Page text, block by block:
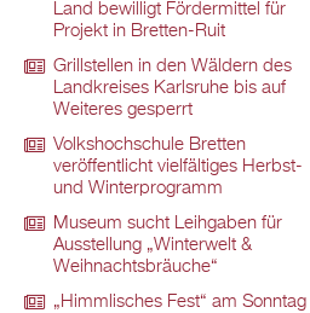
Land bewilligt Fördermittel für
Projekt in Bretten-Ruit
Grillstellen in den Wäldern des
Landkreises Karlsruhe bis auf
Weiteres gesperrt
Volkshochschule Bretten
veröffentlicht vielfältiges Herbst-
und Winterprogramm
Museum sucht Leihgaben für
Ausstellung „Winterwelt &
Weihnachtsbräuche“
„Himmlisches Fest“ am Sonntag